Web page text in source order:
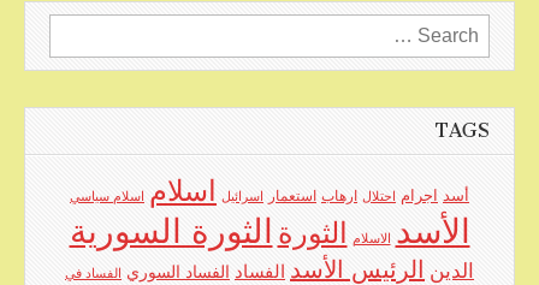
Search
for:
TAGS
أسد اجرام احتلال ارهاب استعمار اسرائيل اسلام اسلام سياسي
الأسد الاسلام الثورة الثورة السورية
الدين الرئيس الأسد الفساد الفساد السوري الفساد في